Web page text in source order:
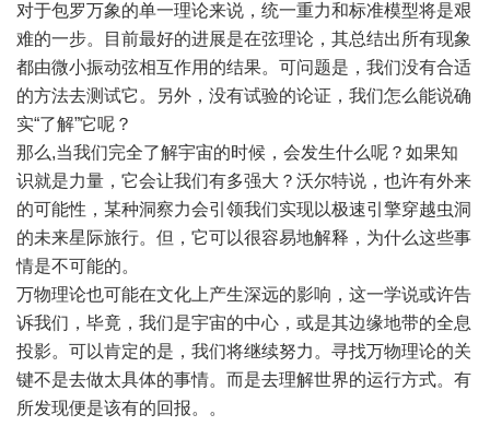
对于包罗万象的单一理论来说，统一重力和标准模型将是艰
难的一步。目前最好的进展是在弦理论，其总结出所有现象
都由微小振动弦相互作用的结果。可问题是，我们没有合适
的方法去测试它。另外，没有试验的论证，我们怎么能说确
实“了解”它呢？
那么,当我们完全了解宇宙的时候，会发生什么呢？如果知
识就是力量，它会让我们有多强大？沃尔特说，也许有外来
的可能性，某种洞察力会引领我们实现以极速引擎穿越虫洞
的未来星际旅行。但，它可以很容易地解释，为什么这些事
情是不可能的。
万物理论也可能在文化上产生深远的影响，这一学说或许告
诉我们，毕竟，我们是宇宙的中心，或是其边缘地带的全息
投影。可以肯定的是，我们将继续努力。寻找万物理论的关
键不是去做太具体的事情。而是去理解世界的运行方式。有
所发现便是该有的回报。。